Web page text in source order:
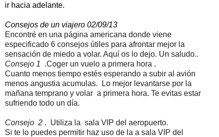
ir hacia adelante.
Consejos de un viajero 02/09/13
Encontré en una página americana donde viene
especificado 6 consejos útiles para afrontar mejor la
sensación de miedo a volar. Aquí os lo dejo. Un saludo..
Consejo 1 .Coger un vuelo a primera hora .
Cuanto menos tiempo estés esperando a subir al avión
menos angustia acumulas. Lo mejor levantarse por la
mañana temprano y volar a primera hora. Te evitas estar
sufriendo todo un día.
Consejo 2 . Utiliza la sala VIP del aeropuerto.
Si te lo puedes permitir haz uso de la a sala VIP del